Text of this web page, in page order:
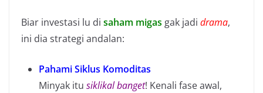
Biar investasi lu di saham migas gak jadi drama,
ini dia strategi andalan:
Pahami Siklus Komoditas
Minyak itu siklikal banget! Kenali fase awal,